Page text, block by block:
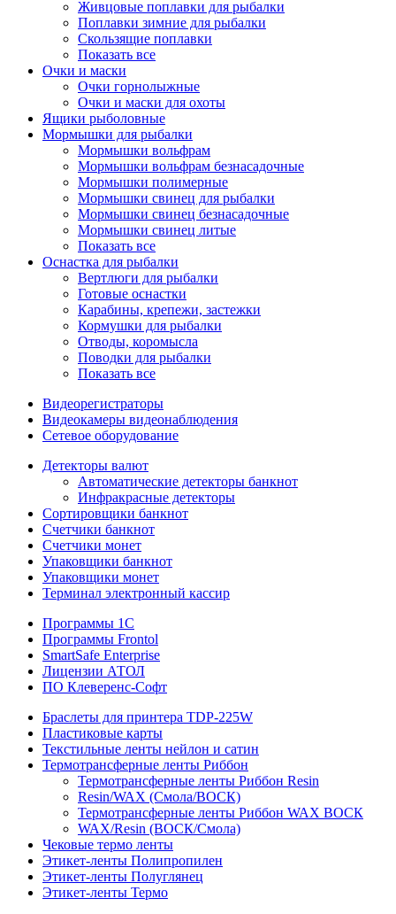
Живцовые поплавки для рыбалки
Поплавки зимние для рыбалки
Скользящие поплавки
Показать все
Очки и маски
Очки горнолыжные
Очки и маски для охоты
Ящики рыболовные
Мормышки для рыбалки
Мормышки вольфрам
Мормышки вольфрам безнасадочные
Мормышки полимерные
Мормышки свинец для рыбалки
Мормышки свинец безнасадочные
Мормышки свинец литые
Показать все
Оснастка для рыбалки
Вертлюги для рыбалки
Готовые оснастки
Карабины, крепежи, застежки
Кормушки для рыбалки
Отводы, коромысла
Поводки для рыбалки
Показать все
Видеорегистраторы
Видеокамеры видеонаблюдения
Сетевое оборудование
Детекторы валют
Автоматические детекторы банкнот
Инфракрасные детекторы
Сортировщики банкнот
Счетчики банкнот
Счетчики монет
Упаковщики банкнот
Упаковщики монет
Терминал электронный кассир
Программы 1C
Программы Frontol
SmartSafe Enterprise
Лицензии АТОЛ
ПО Клеверенс-Софт
Браслеты для принтера TDP-225W
Пластиковые карты
Текстильные ленты нейлон и сатин
Термотрансферные ленты Риббон
Термотрансферные ленты Риббон Resin
Resin/WAX (Смола/ВОСК)
Термотрансферные ленты Риббон WAX ВОСК
WAX/Resin (ВОСК/Смола)
Чековые термо ленты
Этикет-ленты Полипропилен
Этикет-ленты Полуглянец
Этикет-ленты Термо